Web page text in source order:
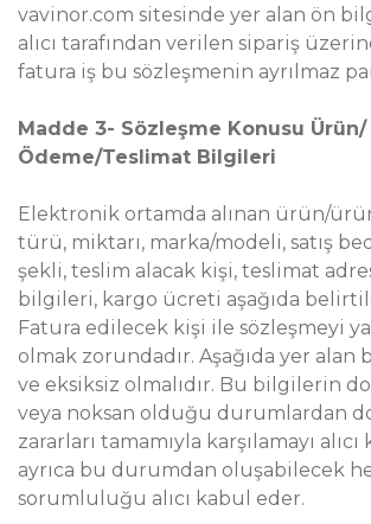
vavinor.com sitesinde yer alan ön
alıcı tarafından verilen sipariş
fatura iş bu sözleşmenin ayrılmaz
Madde 3- Sözleşme Konusu Ürün/
Ödeme/Teslimat Bilgileri
Elektronik ortamda alınan ürün/
türü, miktarı, marka/modeli, satış
şekli, teslim alacak kişi, teslimat
bilgileri, kargo ücreti aşağıda
Fatura edilecek kişi ile sözleşmeyi
olmak zorundadır. Aşağıda yer
ve eksiksiz olmalıdır. Bu bilgilerin
veya noksan olduğu durumlardan
zararları tamamıyla karşılamayı
ayrıca bu durumdan oluşabilecek
sorumluluğu alıcı kabul eder.